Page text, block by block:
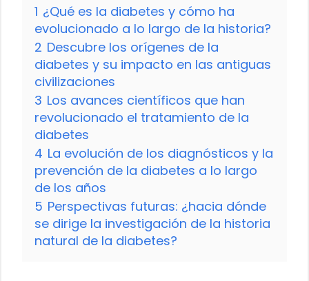
1 ¿Qué es la diabetes y cómo ha
evolucionado a lo largo de la historia?
2 Descubre los orígenes de la
diabetes y su impacto en las antiguas
civilizaciones
3 Los avances científicos que han
revolucionado el tratamiento de la
diabetes
4 La evolución de los diagnósticos y la
prevención de la diabetes a lo largo
de los años
5 Perspectivas futuras: ¿hacia dónde
se dirige la investigación de la historia
natural de la diabetes?